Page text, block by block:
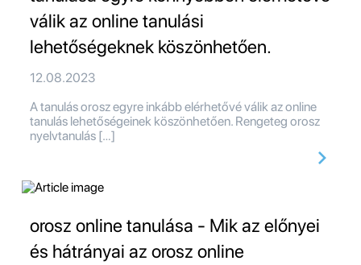
válik az online tanulási
lehetőségeknek köszönhetően.
12.08.2023
A tanulás orosz egyre inkább elérhetővé válik az online
tanulás lehetőségeinek köszönhetően. Rengeteg orosz
nyelvtanulás […]
orosz online tanulása - Mik az előnyei
és hátrányai az orosz online